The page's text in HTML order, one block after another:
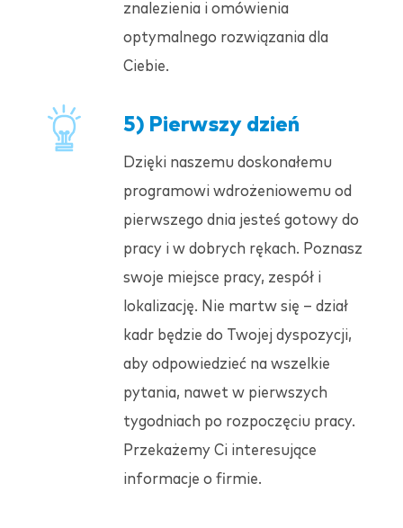
znalezienia i omówienia
optymalnego rozwiązania dla
Ciebie.
5) Pierwszy dzień
Dzięki naszemu doskonałemu
programowi wdrożeniowemu od
pierwszego dnia jesteś gotowy do
pracy i w dobrych rękach. Poznasz
swoje miejsce pracy, zespół i
lokalizację. Nie martw się – dział
kadr będzie do Twojej dyspozycji,
aby odpowiedzieć na wszelkie
pytania, nawet w pierwszych
tygodniach po rozpoczęciu pracy.
Przekażemy Ci interesujące
informacje o firmie.